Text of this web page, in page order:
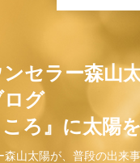
ウンセ
ャ
ろ』に太陽を
森山太陽が、普段の出来